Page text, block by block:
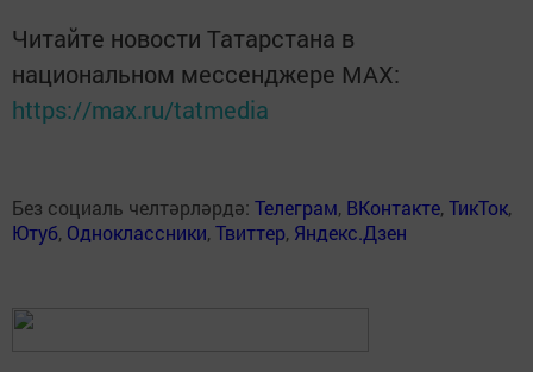
Читайте новости Татарстана в
национальном мессенджере MАХ:
https://max.ru/tatmedia
Без социаль челтәрләрдә: Телеграм, ВКонтакте,ТикТок,
Ютуб, Одноклассники,Твиттер, Яндекс.Дзен